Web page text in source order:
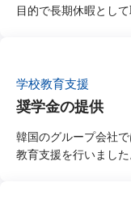
目的で長期休暇とし
学校教育支援
奨学金の提供
韓国のグループ会社
教育支援を行いました